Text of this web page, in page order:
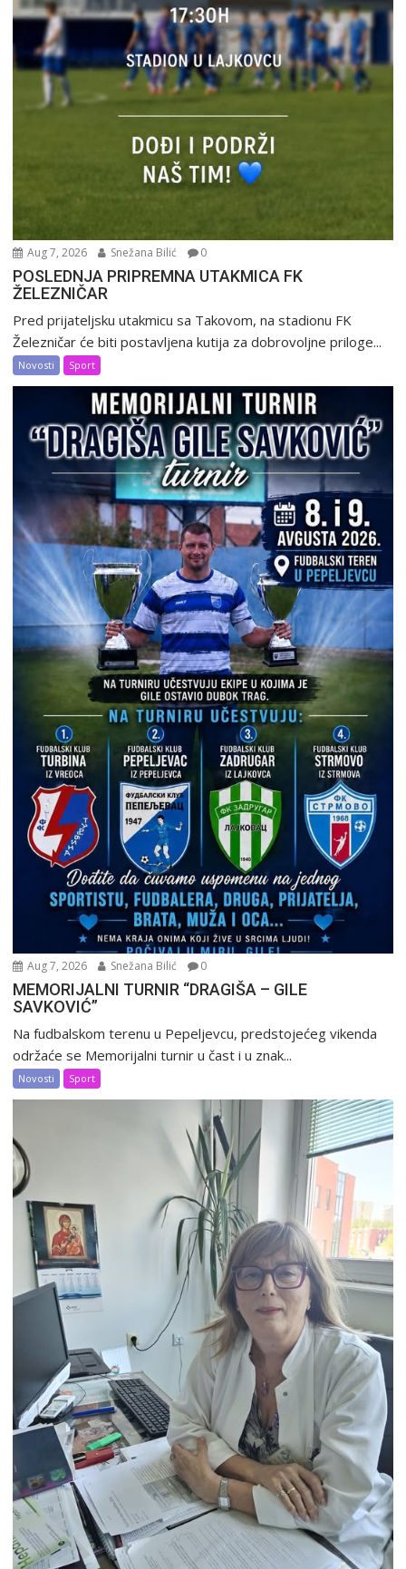
Aug 7, 2026 Snežana Bilić 0
POSLEDNJA PRIPREMNA UTAKMICA FK
ŽELEZNIČAR
Pred prijateljsku utakmicu sa Takovom, na stadionu FK
Železničar će biti postavljena kutija za dobrovoljne priloge...
Novosti Sport
Aug 7, 2026 Snežana Bilić 0
MEMORIJALNI TURNIR “DRAGIŠA – GILE
SAVKOVIĆ”
Na fudbalskom terenu u Pepeljevcu, predstojećeg vikenda
održaće se Memorijalni turnir u čast i u znak...
Novosti Sport